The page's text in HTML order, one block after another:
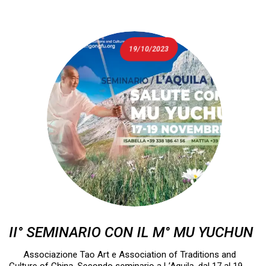
II° SEMINARIO CON IL M° MU YUCHUN
Associazione Tao Art e Association of Traditions and
19/10/2023